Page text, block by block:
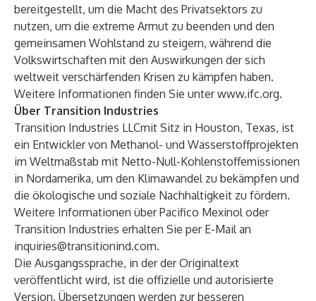
bereitgestellt, um die Macht des Privatsektors zu
nutzen, um die extreme Armut zu beenden und den
gemeinsamen Wohlstand zu steigern, während die
Volkswirtschaften mit den Auswirkungen der sich
weltweit verschärfenden Krisen zu kämpfen haben.
Weitere Informationen finden Sie unterwww.ifc.org.
Über Transition Industries
Transition Industries LLCmit Sitz in Houston, Texas, ist
ein Entwickler von Methanol- und Wasserstoffprojekten
im Weltmaßstab mit Netto-Null-Kohlenstoffemissionen
in Nordamerika, um den Klimawandel zu bekämpfen und
die ökologische und soziale Nachhaltigkeit zu fördern.
Weitere Informationen über Pacifico Mexinol oder
Transition Industries erhalten Sie per E-Mail an
inquiries@transitionind.com.
Die Ausgangssprache, in der der Originaltext
veröffentlicht wird, ist die offizielle und autorisierte
Version. Übersetzungen werden zur besseren